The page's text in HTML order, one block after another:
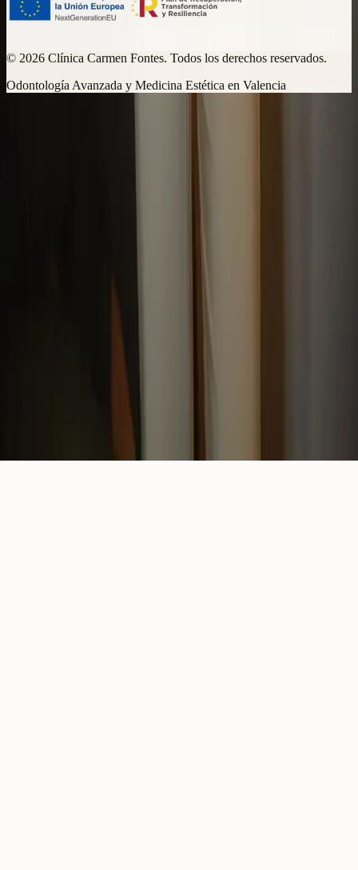
© 2026 Clínica Carmen Fontes. Todos los derechos reservados.
Odontología Avanzada y Medicina Estética en Valencia